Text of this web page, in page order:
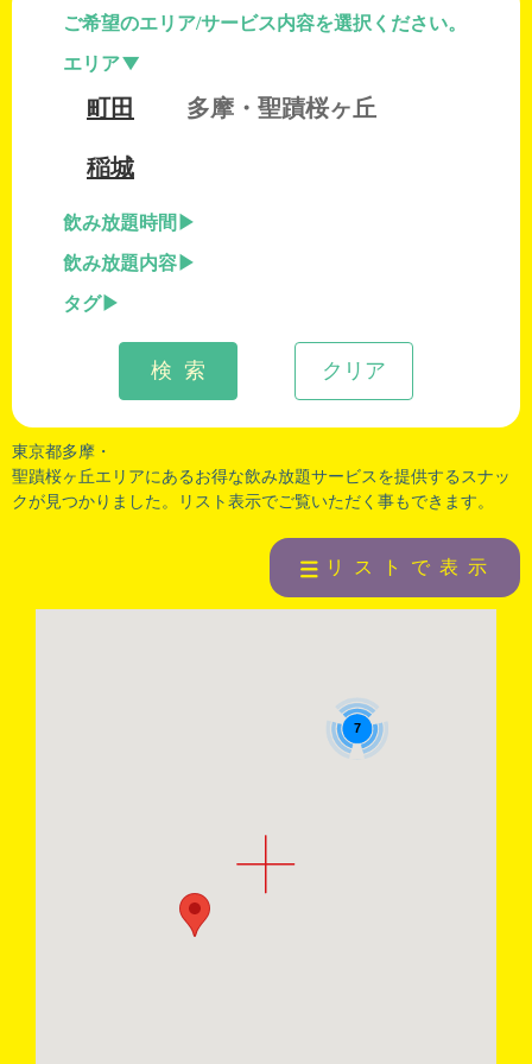
ご希望のエリア/サービス内容を選択ください。
エリア
町田 多摩・聖蹟桜ヶ丘
稲城
飲み放題時間
飲み放題内容
タグ
クリア
検 索
東京都多摩・
聖蹟桜ヶ丘エリアにあるお得な飲み放題サービスを提供するスナッ
クが見つかりました。リスト表示でご覧いただく事もできます。
リストで表示
7